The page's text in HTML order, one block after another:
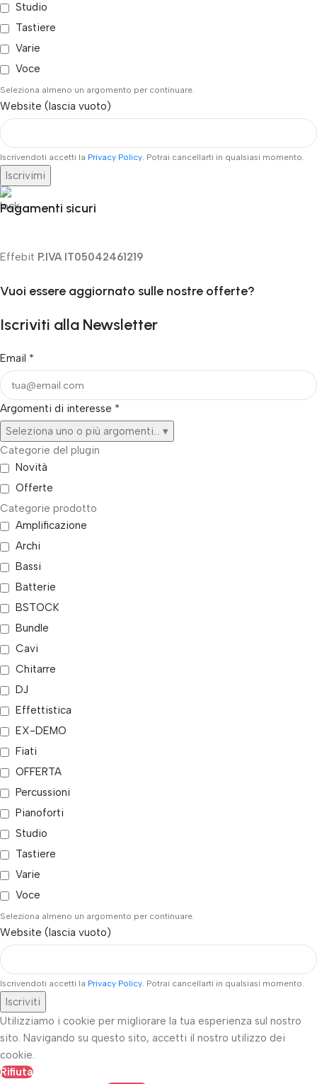
Studio
Tastiere
Varie
Voce
Seleziona almeno un argomento per continuare.
Website (lascia vuoto)
Iscrivendoti accetti la Privacy Policy. Potrai cancellarti in qualsiasi momento.
Iscrivimi
Pagamenti sicuri
Effebit P.IVA IT05042461219
Vuoi essere aggiornato sulle nostre offerte?
Iscriviti alla Newsletter
Email *
Argomenti di interesse *
Seleziona uno o più argomenti... ▾
Categorie del plugin
Novità
Offerte
Categorie prodotto
Amplificazione
Archi
Bassi
Batterie
BSTOCK
Bundle
Cavi
Chitarre
DJ
Effettistica
EX-DEMO
Fiati
OFFERTA
Percussioni
Pianoforti
Studio
Tastiere
Varie
Voce
Seleziona almeno un argomento per continuare.
Website (lascia vuoto)
Iscrivendoti accetti la Privacy Policy. Potrai cancellarti in qualsiasi momento.
Iscriviti
Utilizziamo i cookie per migliorare la tua esperienza sul nostro
sito. Navigando su questo sito, accetti il nostro utilizzo dei
cookie.
Rifiuta